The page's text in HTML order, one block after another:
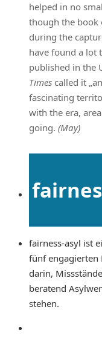
helped in no
though the book
during the
have found a lot
published in the
Times called it
fascinating
with the era,
going. (May)
fairness-asyl ist
fünf engagierten
darin,
beratend
stehen.